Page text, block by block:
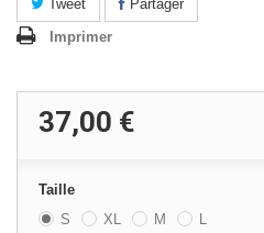
Tweet
Partager
Imprimer
37,00 €
Taille
S
XL M
L